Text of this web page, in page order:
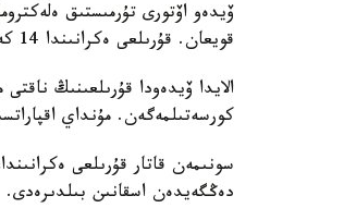
ۆيدەو اۆتورى تۇرمىستىق
قويعان. قۇرىلعى ەكرانىندا 14 كە دەيىنگى كورسەتكىش پايدا بولىپ، كەيىن ەسكەرتۋ سيگنالى قوسىلعان.
الايدا ۆيدەودا قۇرىلعىنىڭ
كورسەتىلمەگەن. مۇنداي
دەڭگەيدەن اسقانىن بىلدىرەدى.